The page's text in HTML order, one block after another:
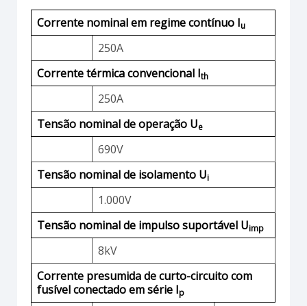
Corrente nominal em regime contínuo Iu
250A
Corrente térmica convencional Ith
250A
Tensão nominal de operação Ue
690V
Tensão nominal de isolamento Ui
1.000V
Tensão nominal de impulso suportável Uimp
8kV
Corrente presumida de curto-circuito com
fusível conectado em série Ip